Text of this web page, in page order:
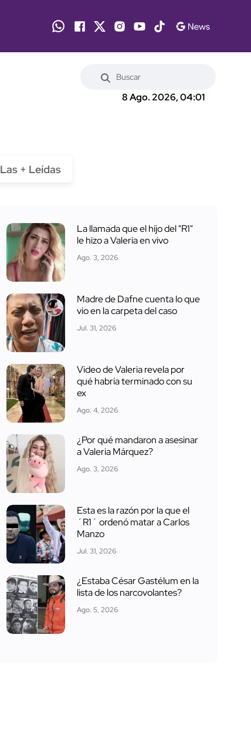
8 Ago. 2026, 04:01
Las + Leídas
La llamada que el hijo del "R1"
le hizo a Valeria en vivo
Ago. 3, 2026
Madre de Dafne cuenta lo que
vio en la carpeta del caso
Jul. 31, 2026
Video de Valeria revela por
qué habría terminado con su
ex
Ago. 4, 2026
¿Por qué mandaron a asesinar
a Valeria Márquez?
Ago. 3, 2026
Esta es la razón por la que el
´R1´ ordenó matar a Carlos
Manzo
Jul. 31, 2026
¿Estaba César Gastélum en la
lista de los narcovolantes?
Ago. 5, 2026